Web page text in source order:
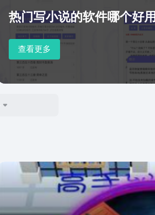
热门写小说的软件哪个好用
查看更多